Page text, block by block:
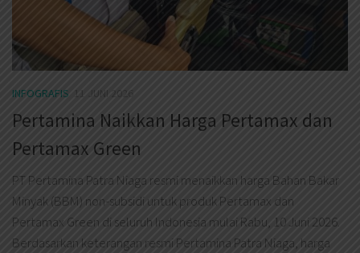
INFOGRAFIS 11 JUNI 2026
Pertamina Naikkan Harga Pertamax dan
Pertamax Green
PT Pertamina Patra Niaga resmi menaikkan harga Bahan Bakar
Minyak (BBM) non-subsidi untuk produk Pertamax dan
Pertamax Green di seluruh Indonesia mulai Rabu, 10 Juni 2026.
Berdasarkan keterangan resmi Pertamina Patra Niaga, harga